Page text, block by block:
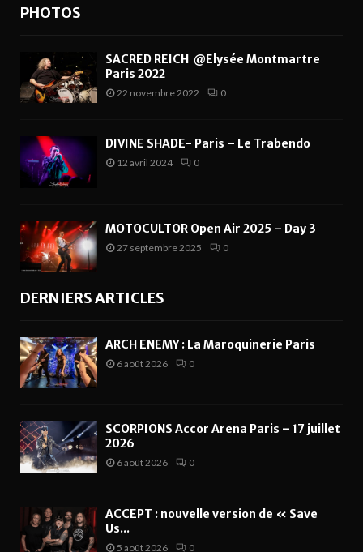
PHOTOS
SACRED REICH @Elysée Montmartre
Paris 2022
22 novembre 2022 0
DIVINE SHADE- Paris – Le Trabendo
12 avril 2024 0
MOTOCULTOR Open Air 2025 – Day 3
27 septembre 2025 0
DERNIERS ARTICLES
ARCH ENEMY : La Maroquinerie Paris
6 août 2026 0
SCORPIONS Accor Arena Paris – 17 juillet
2026
6 août 2026 0
ACCEPT : nouvelle version de « Save
Us...
5 août 2026 0